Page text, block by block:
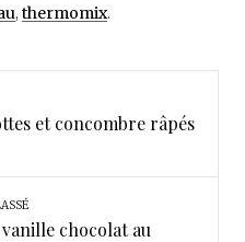
, thermomix.
et concombre râpés
chocolat au